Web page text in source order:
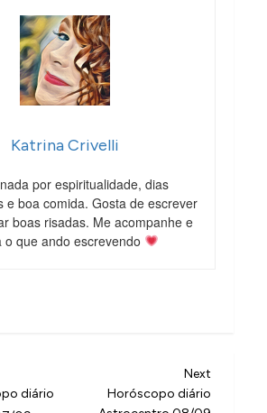
Katrina Crivelli
por espiritualidade, dias
e boa comida. Gosta de escrever
boas risadas. Me acompanhe e
o que ando escrevendo
diário
Next
Post
Next
Horóscopo diário